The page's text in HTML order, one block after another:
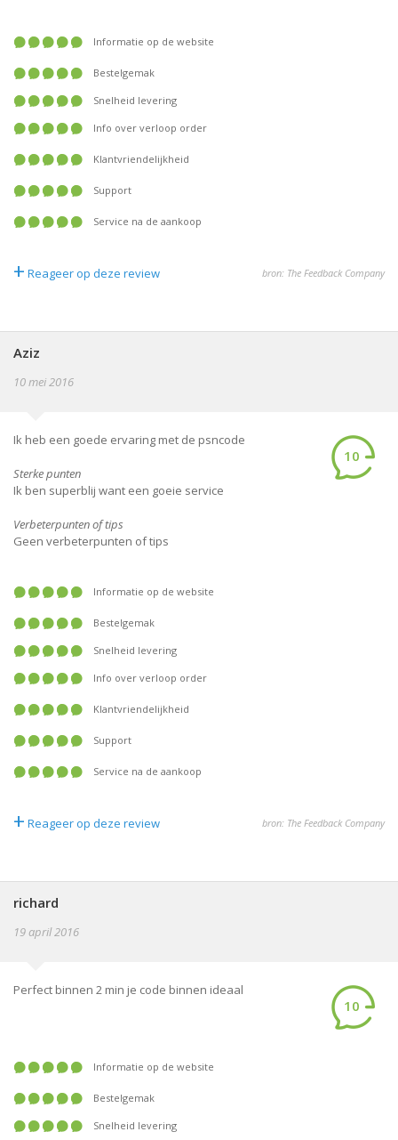
Informatie op de website
Bestelgemak
Snelheid levering
Info over verloop order
Klantvriendelijkheid
Support
Service na de aankoop
+ Reageer op deze review bron: The Feedback Company
Aziz
10 mei 2016
Ik heb een goede ervaring met de psncode
Sterke punten
Ik ben superblij want een goeie service
Verbeterpunten of tips
Geen verbeterpunten of tips
10
Informatie op de website
Bestelgemak
Snelheid levering
Info over verloop order
Klantvriendelijkheid
Support
Service na de aankoop
+ Reageer op deze review bron: The Feedback Company
richard
19 april 2016
Perfect binnen 2 min je code binnen ideaal
10
Informatie op de website
Bestelgemak
Snelheid levering